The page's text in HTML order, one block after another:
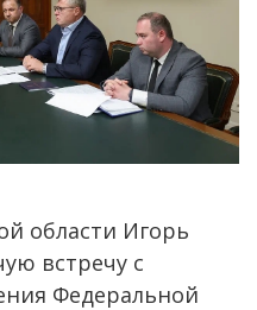
области Игорь
встречу с
Федеральной